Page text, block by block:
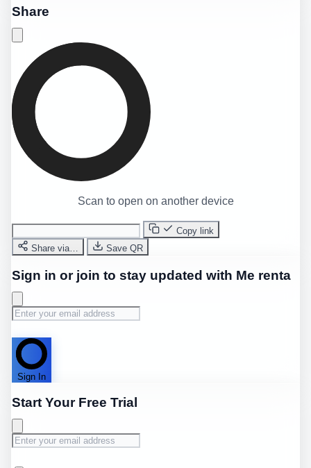
Share
Scan to open on another device
Copy link
Share via…
Save QR
Sign in or join to stay updated with Me renta
Sign In
Start Your Free Trial